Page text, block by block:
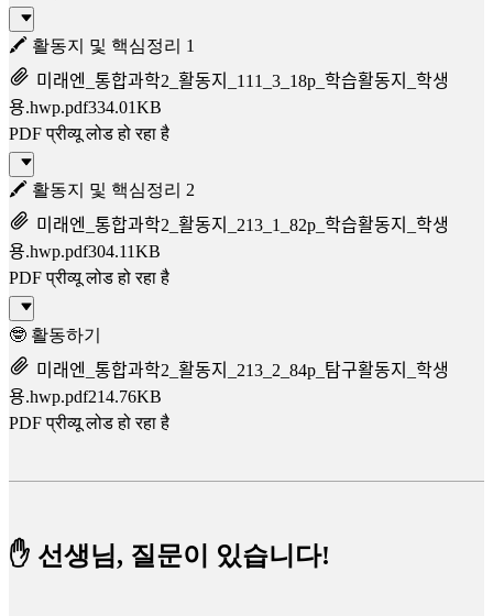
🖍️ 활동지 및 핵심정리 1
미래엔_통합과학2_활동지_111_3_18p_학습활동지_학생
용.hwp.pdf334.01KB
PDF प्रीव्यू लोड हो रहा है
🖍️ 활동지 및 핵심정리 2
미래엔_통합과학2_활동지_213_1_82p_학습활동지_학생
용.hwp.pdf304.11KB
PDF प्रीव्यू लोड हो रहा है
🤓 활동하기
미래엔_통합과학2_활동지_213_2_84p_탐구활동지_학생
용.hwp.pdf214.76KB
PDF प्रीव्यू लोड हो रहा है
✋ 선생님, 질문이 있습니다!